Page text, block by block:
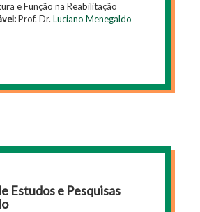
e Função na Reabilitação
Prof. Dr. Luciano Menegaldo
Estudos e Pesquisas